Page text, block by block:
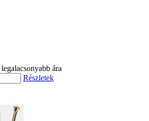
ára
Részletek